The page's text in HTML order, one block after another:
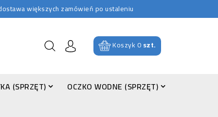
większych zamówień po ustaleniu
Koszyk0szt.
(SPRZĘT)
OCZKO WODNE (SPRZĘT)